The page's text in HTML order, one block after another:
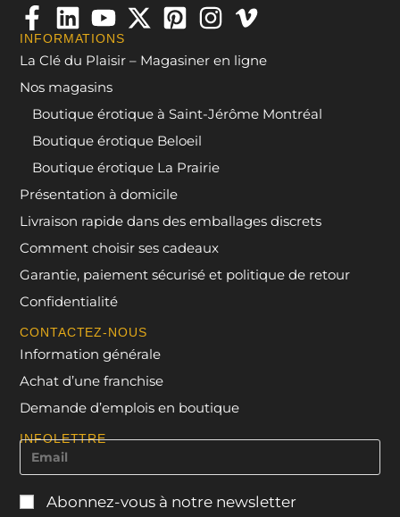
INFORMATIONS
La Clé du Plaisir – Magasiner en ligne
Nos magasins
Boutique érotique à Saint-Jérôme Montréal
Boutique érotique Beloeil
Boutique érotique La Prairie
Présentation à domicile
Livraison rapide dans des emballages discrets
Comment choisir ses cadeaux
Garantie, paiement sécurisé et politique de retour
Confidentialité
CONTACTEZ-NOUS
Information générale
Achat d’une franchise
Demande d’emplois en boutique
INFOLETTRE
Abonnez-vous à notre newsletter